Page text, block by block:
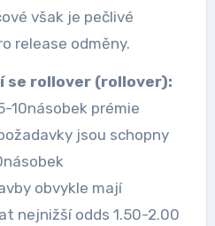
však je pečlivé
release odměny.
se rollover (rollover):
10násobek prémie
jsou schopny
obvykle mají
nejnižší odds 1.50-2.00